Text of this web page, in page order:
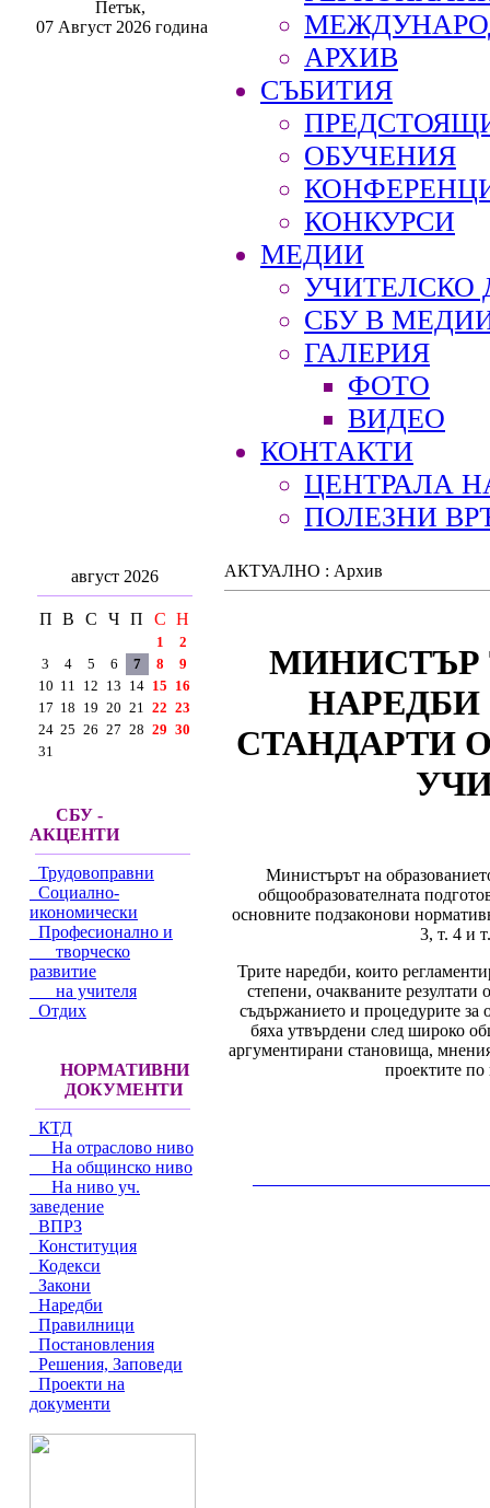
Петък,
07 Август 2026 година
АРХИВ
СЪБИТИЯ
ОБУЧЕНИЯ
КОНКУРСИ
МЕДИИ
УЧИТЕЛСКО
СБУ В
ГАЛЕРИЯ
ФОТО
ВИДЕО
КОНТАКТИ
ЦЕНТРАЛА
ПОЛЕЗНИ
август 2026
П В С Ч П С Н
1
2
3
4 5 6 7 8
9
10 11 12 13 14 15 16
17 18 19 20 21 22 23
24 25 26 27 28 29 30
31
СБУ -
АКЦЕНТИ
Трудовоправни
Социално-
икономически
Професионално и
творческо
развитие
на учителя
Отдих
НОРМАТИВНИ
ДОКУМЕНТИ
КТД
На отраслово ниво
На общинско ниво
На ниво уч.
заведение
ВПРЗ
Конституция
Кодекси
Закони
Наредби
Правилници
Постановления
Решения, Заповеди
Проекти на
документи
АКТУАЛНО : Архив
МИНИСТЪР
НАРЕДБИ
СТАНДАРТИ
Министърът на
общообразователната
основните подзаконови
3, т. 4 и
Трите наредби, които
степени, очакваните
съдържанието и процедурите за
бяха утвърдени след широко
аргументирани становища,
проектите